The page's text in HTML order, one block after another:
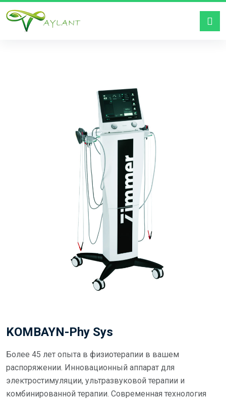
KOMBAYN-Phy Sys
Более 45 лет опыта в физиотерапии в вашем
распоряжении. Инновационный аппарат для
электростимуляции, ультразвуковой терапии и
комбинированной терапии. Современная технология